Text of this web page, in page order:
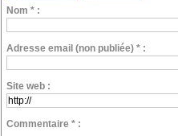
Nom * :
Adresse email (non publiée) * :
Site web :
Commentaire * :